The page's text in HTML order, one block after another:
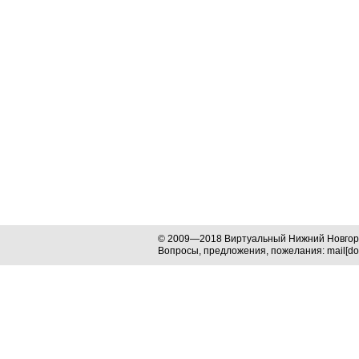
© 2009—2018 Виртуальный Нижний
Вопросы, предложения, пожелания: